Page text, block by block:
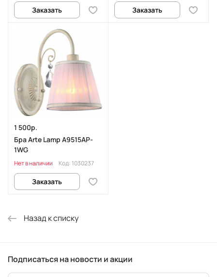
Заказать Заказать
1 500р.
Бра Arte Lamp A9515AP-
1WG
Нет в наличии Код: 1030237
Заказать
Назад к списку
Подписаться на новости и акции